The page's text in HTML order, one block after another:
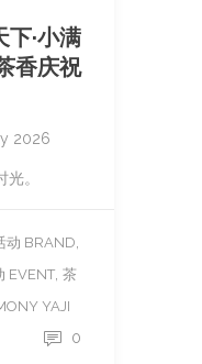
下·小满
香庆祝
2026
。
动 BRAND,
EVENT, 茶
YAJI
0